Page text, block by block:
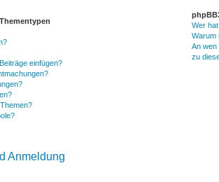
einfügen?
Wer
Warum
An wen
zu
Anmeldung